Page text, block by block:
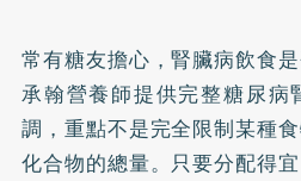
常有糖友擔心，腎臟病飲食
承翰營養師提供完整糖尿病
調，重點不是完全限制某種
化合物的總量。只要分配得